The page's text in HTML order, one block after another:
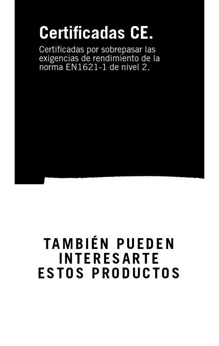
Certificadas CE.
Certificadas por sobrepasar las
exigencias de rendimiento de la
norma EN1621-1 de nivel 2.
TAMBIÉN PUEDEN
INTERESARTE
ESTOS PRODUCTOS